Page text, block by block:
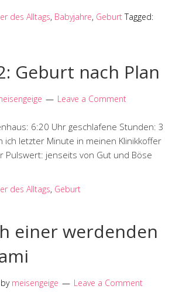
des Alltags, Babyjahre, Geburt Tagged:
Geburt nach Plan
Leave a Comment
6:20 Uhr geschlafene Stunden: 3
ich letzter Minute in meinen Klinikkoffer
Pulswert: jenseits von Gut und Böse
des Alltags, Geburt
einer werdenden
by meisengeige Leave a Comment